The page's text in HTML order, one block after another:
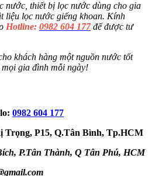
nước, thiết bị lọc nước dùng cho gia
liệu lọc nước giếng khoan. Kính
Hotline: 0982 604 177 để được tư
khách hàng một nguồn nước tốt
mọi gia đình mỗi ngày!
0982 604 177
Trọng, P15, Q.Tân Bình, Tp.HCM
P.Tân Thành, Q Tân Phú, HCM